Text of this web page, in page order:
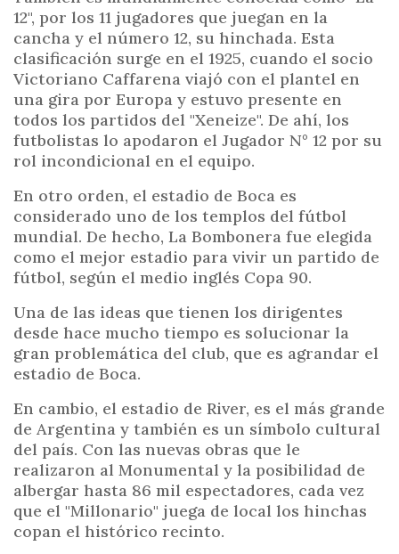
12", por los 11 jugadores que juegan en la
cancha y el número 12, su hinchada. Esta
clasificación surge en el 1925, cuando el socio
Victoriano Caffarena viajó con el plantel en
una gira por Europa y estuvo presente en
todos los partidos del "Xeneize". De ahí, los
futbolistas lo apodaron el Jugador N° 12 por su
rol incondicional en el equipo.
En otro orden, el estadio de Boca es
considerado uno de los templos del fútbol
mundial. De hecho, La Bombonera fue elegida
como el mejor estadio para vivir un partido de
fútbol, según el medio inglés Copa 90.
Una de las ideas que tienen los dirigentes
desde hace mucho tiempo es solucionar la
gran problemática del club, que es agrandar el
estadio de Boca.
En cambio, el estadio de River, es el más grande
de Argentina y también es un símbolo cultural
del país. Con las nuevas obras que le
realizaron al Monumental y la posibilidad de
albergar hasta 86 mil espectadores, cada vez
que el "Millonario" juega de local los hinchas
copan el histórico recinto.